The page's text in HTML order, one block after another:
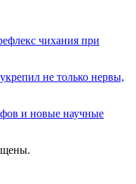
чихания при
не только нервы,
и новые научные